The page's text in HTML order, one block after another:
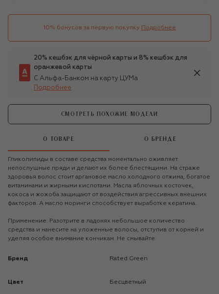
10% бонусов за первую покупку Подробнее
20% кешбэк для чёрной карты и 8% кешбэк для
оранжевой карты
С Альфа-Банком на карту ЦУМа
Подробнее
СМОТРЕТЬ ПОХОЖИЕ МОДЕЛИ
О ТОВАРЕ О БРЕНДЕ
Гликолипиды в составе средства моментально оживляет
непослушные пряди и делают их более блестящими. На страже
здоровья волос стоит аргановое масло холодного отжима, богатое
витаминами и жирными кислотами. Масла яблочных косточек,
кокоса и жожоба защищают от воздействия агрессивных внешних
факторов. А масло моринги способствует выработке кератина.
Применение: Разотрите в ладонях небольшое количество
средства и нанесите на уложенные волосы, отступив от корней и
уделяя особое внимание кончикам. Не смывайте.
Бренд Rated Green
Цвет Бесцветный